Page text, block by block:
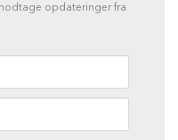
opdateringer fra